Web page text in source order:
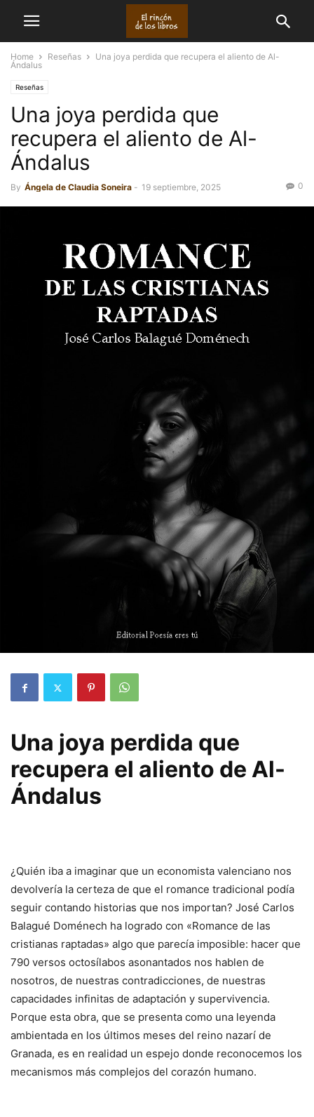
Home Reseñas
Una joya perdida que recupera el aliento de Al-
Ándalus
Reseñas
Una joya perdida que
recupera el aliento de Al-
Ándalus
By Ángela de Claudia Soneira - 19 septiembre, 2025 0
Una joya perdida que
recupera el aliento de Al-
Ándalus
¿Quién iba a imaginar que un economista valenciano nos
devolvería la certeza de que el romance tradicional podía
seguir contando historias que nos importan? José Carlos
Balagué Doménech ha logrado con «Romance de las
cristianas raptadas» algo que parecía imposible: hacer que
790 versos octosílabos asonantados nos hablen de
nosotros, de nuestras contradicciones, de nuestras
capacidades infinitas de adaptación y supervivencia.
Porque esta obra, que se presenta como una leyenda
ambientada en los últimos meses del reino nazarí de
Granada, es en realidad un espejo donde reconocemos los
mecanismos más complejos del corazón humano.